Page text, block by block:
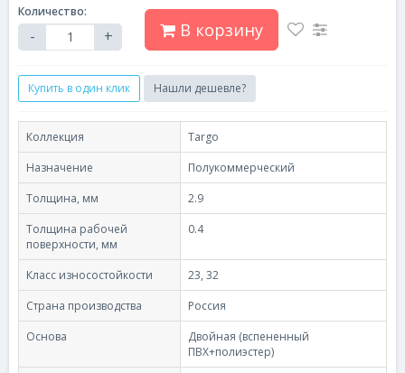
Количество:
- + В корзину
Купить в один клик Нашли дешевле?
Коллекция
Targo
Назначение
Полукоммерческий
Толщина, мм
2.9
Толщина рабочей
поверхности, мм
0.4
Класс износостойкости
23, 32
Страна производства
Россия
Основа
Двойная (вспененный
ПВХ+полиэстер)